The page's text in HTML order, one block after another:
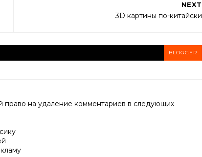
NEXT
3D картины по-китайски
BLOGGER
на удаление комментариев в следующих